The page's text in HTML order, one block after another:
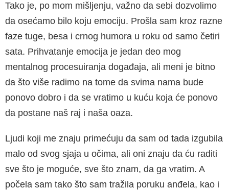
Tako je, po mom mišljenju, važno da sebi dozvolimo
da osećamo bilo koju emociju. Prošla sam kroz razne
faze tuge, besa i crnog humora u roku od samo četiri
sata. Prihvatanje emocija je jedan deo mog
mentalnog procesuiranja događaja, ali meni je bitno
da što više radimo na tome da svima nama bude
ponovo dobro i da se vratimo u kuću koja će ponovo
da postane naš raj i naša oaza.
Ljudi koji me znaju primećuju da sam od tada izgubila
malo od svog sjaja u očima, ali oni znaju da ću raditi
sve što je moguće, sve što znam, da ga vratim. A
počela sam tako što sam tražila poruku anđela, kao i